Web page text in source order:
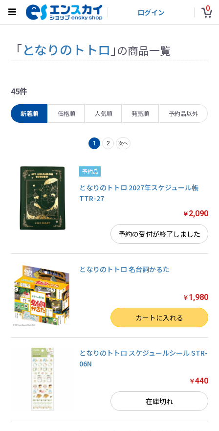
ログイン 0
「となりのトトロ 」の商品一覧
45件
新着順 価格順 人気順 発売順 予約品以外
1 2 次へ
予約品
となりのトトロ 2027年スケジュール帳
TTR-27
￥ 2,090
予約の受付が終了しました
となりのトトロ 名台詞かるた
￥ 1,980
カートに入れる
となりのトトロ スケジュールシール STR-
06N
￥440
在庫切れ